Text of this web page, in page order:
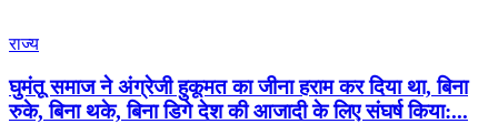
राज्य
घुमंतू समाज ने अंग्रेजी हुकूमत का जीना हराम कर दिया था, बिना
रुके, बिना थके, बिना डिगे देश की आजादी के लिए संघर्ष किया:...